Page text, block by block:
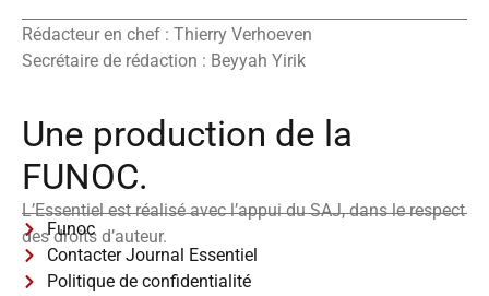
Rédacteur en chef : Thierry Verhoeven
Secrétaire de rédaction : Beyyah Yirik
Une production de la
FUNOC.
L’Essentiel est réalisé avec l’appui du SAJ, dans le respect
des droits d’auteur.
Funoc
Contacter Journal Essentiel
Politique de confidentialité